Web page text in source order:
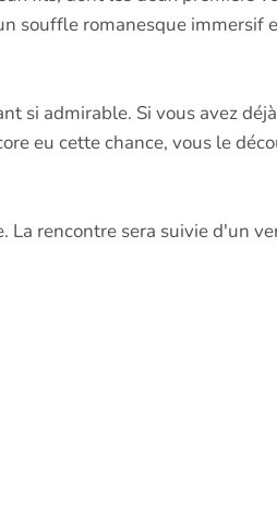
souffle romanesque immersif
si admirable. Si vous avez déjà
eu cette chance, vous le
La rencontre sera suivie d'un